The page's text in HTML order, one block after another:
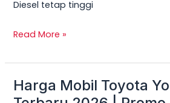
Diesel tetap tinggi
Read More »
Harga Mobil Toyota
Harga
Mobil